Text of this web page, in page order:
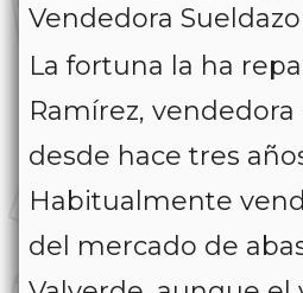
Vendedora
La fortuna la ha
Ramírez, vendedora
desde hace tres
Habitualmente
del mercado de